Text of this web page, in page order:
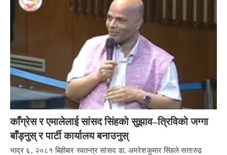
काँग्रेस र एमालेलाई सांसद सिंहको सुझाव–त्रिविको जग्गा
बाँड्नुस् र पार्टी कार्यालय बनाउनुस्
भाद्र ६, २०८१ बिहीबार स्वतन्त्र सांसद डा. अमरेशकुमार सिंहले सत्तारुढ